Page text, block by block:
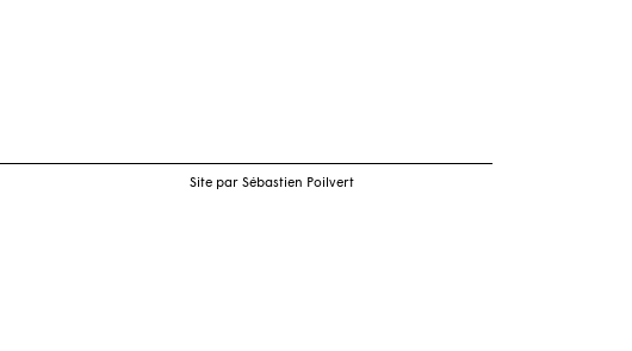
Site par Sébastien Poilvert